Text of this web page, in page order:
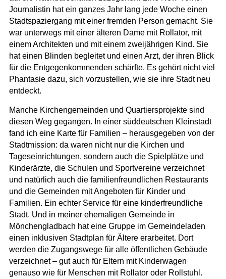
Journalistin hat ein ganzes Jahr lang jede Woche einen
Stadtspaziergang mit einer fremden Person gemacht. Sie
war unterwegs mit einer älteren Dame mit Rollator, mit
einem Architekten und mit einem zweijährigen Kind. Sie
hat einen Blinden begleitet und einen Arzt, der ihren Blick
für die Entgegenkommenden schärfte. Es gehört nicht viel
Phantasie dazu, sich vorzustellen, wie sie ihre Stadt neu
entdeckt.
Manche Kirchengemeinden und Quartiersprojekte sind
diesen Weg gegangen. In einer süddeutschen Kleinstadt
fand ich eine Karte für Familien – herausgegeben von der
Stadtmission: da waren nicht nur die Kirchen und
Tageseinrichtungen, sondern auch die Spielplätze und
Kinderärzte, die Schulen und Sportvereine verzeichnet
und natürlich auch die familienfreundlichen Restaurants
und die Gemeinden mit Angeboten für Kinder und
Familien. Ein echter Service für eine kinderfreundliche
Stadt. Und in meiner ehemaligen Gemeinde in
Mönchengladbach hat eine Gruppe im Gemeindeladen
einen inklusiven Stadtplan für Ältere erarbeitet. Dort
werden die Zugangswege für alle öffentlichen Gebäude
verzeichnet – gut auch für Eltern mit Kinderwagen
genauso wie für Menschen mit Rollator oder Rollstuhl.